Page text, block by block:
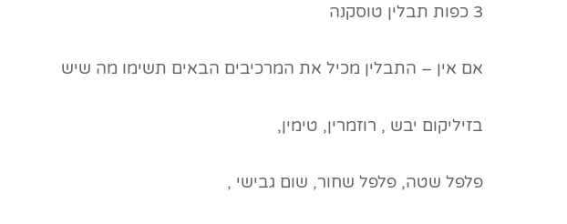
3 כפות תבלין טוסקנה
אם אין – התבלין מכיל את המרכיבים הבאים תשימו מה שיש
בזיליקום יבש , רוזמרין, טימין,
פלפל שטה, פלפל שחור, שום גבישי ,